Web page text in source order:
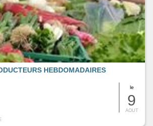
le
9
AOUT
HEBDOMADAIRES